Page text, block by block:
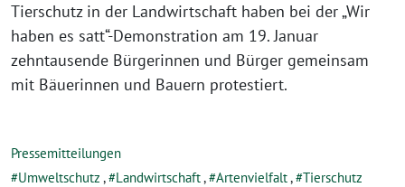
Tierschutz in der Landwirtschaft haben bei der „Wir
haben es satt“-Demonstration am 19. Januar
zehntausende Bürgerinnen und Bürger gemeinsam
mit Bäuerinnen und Bauern protestiert.
Pressemitteilungen
Umweltschutz , Landwirtschaft, Artenvielfalt, Tierschutz